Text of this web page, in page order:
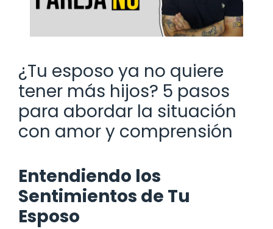
¿Tu esposo ya no quiere
tener más hijos? 5 pasos
para abordar la situación
con amor y comprensión
Entendiendo los
Sentimientos de Tu
Esposo